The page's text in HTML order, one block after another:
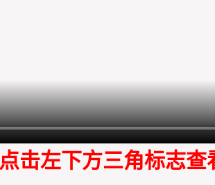
点击左下方三角标志查